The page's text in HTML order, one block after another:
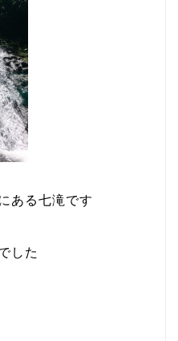
ある七滝です
した